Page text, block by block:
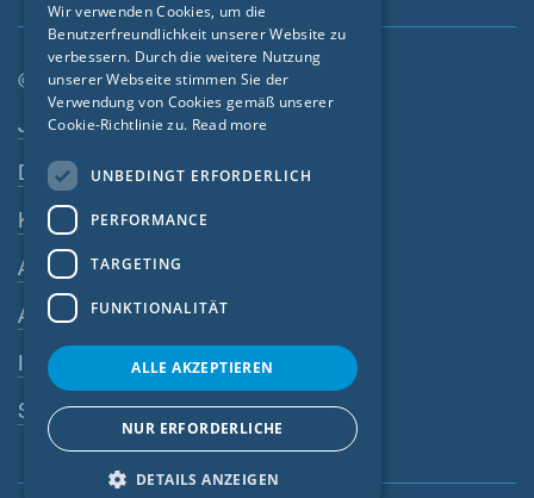
© SIGA 2026
Footer-Navigation
Jobs
Datenschutz
Kontakt
AGB
AEB
Impressum
SIGA-Meldesystem
FRENCH
CZECH
NORWEGIAN
Wir verwenden Cookies, um die
Benutzerfreundlichkeit unserer Website zu
verbessern. Durch die weitere Nutzung
unserer Webseite stimmen Sie der
Verwendung von Cookies gemäß unserer
Cookie-Richtlinie zu. Read more
UNBEDINGT ERFORDERLICH
PERFORMANCE
TARGETING
FUNKTIONALITÄT
ALLE AKZEPTIEREN
NUR ERFORDERLICHE
DETAILS ANZEIGEN